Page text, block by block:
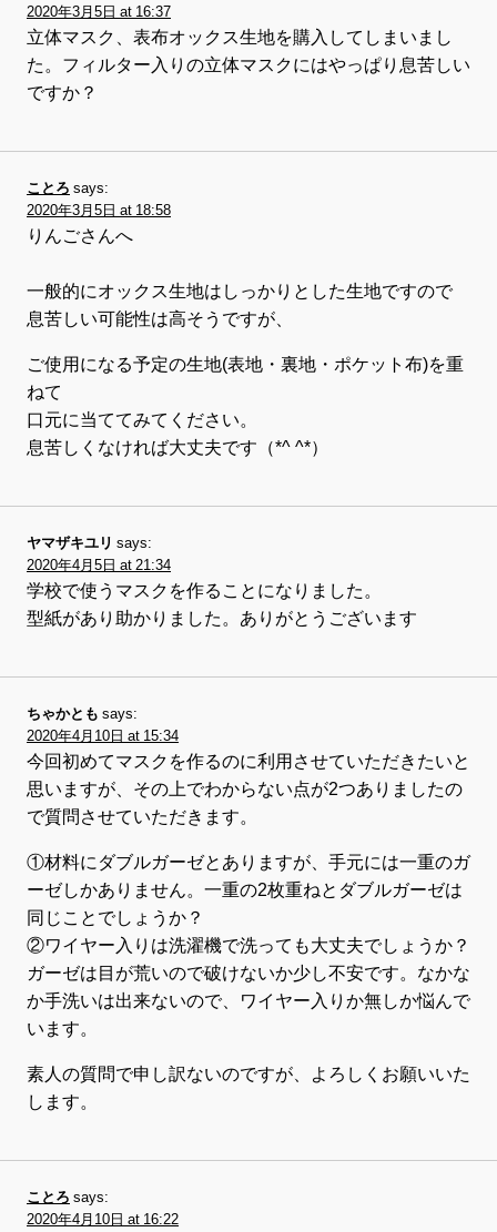
2020年3月5日 at 16:37
立体マスク、表布オックス生地を購入してしまいまし
た。フィルター入りの立体マスクにはやっぱり息苦しい
ですか？
ことろ says:
2020年3月5日 at 18:58
りんごさんへ
一般的にオックス生地はしっかりとした生地ですので
息苦しい可能性は高そうですが、
ご使用になる予定の生地(表地・裏地・ポケット布)を重
ねて
口元に当ててみてください。
息苦しくなければ大丈夫です（*^ ^*）
ヤマザキユリ says:
2020年4月5日 at 21:34
学校で使うマスクを作ることになりました。
型紙があり助かりました。ありがとうございます
ちゃかとも says:
2020年4月10日 at 15:34
今回初めてマスクを作るのに利用させていただきたいと
思いますが、その上でわからない点が2つありましたの
で質問させていただきます。
①材料にダブルガーゼとありますが、手元には一重のガ
ーゼしかありません。一重の2枚重ねとダブルガーゼは
同じことでしょうか？
②ワイヤー入りは洗濯機で洗っても大丈夫でしょうか？
ガーゼは目が荒いので破けないか少し不安です。なかな
か手洗いは出来ないので、ワイヤー入りか無しか悩んで
います。
素人の質問で申し訳ないのですが、よろしくお願いいた
します。
ことろ says:
2020年4月10日 at 16:22